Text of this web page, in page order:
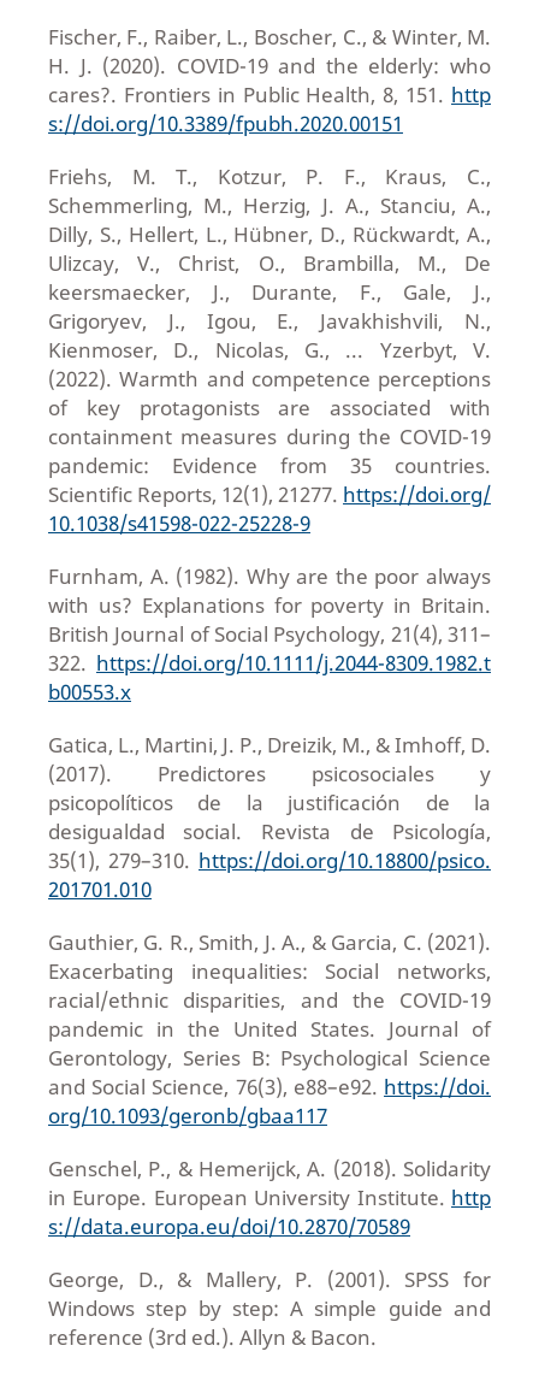
Fischer, F., Raiber, L., Boscher, C., & Winter, M.
H. J. (2020). COVID-19 and the elderly: who
cares?. Frontiers in Public Health, 8, 151. http
s://doi.org/10.3389/fpubh.2020.00151
Friehs, M. T., Kotzur, P. F., Kraus, C.,
Schemmerling, M., Herzig, J. A., Stanciu, A.,
Dilly, S., Hellert, L., Hübner, D., Rückwardt, A.,
Ulizcay, V., Christ, O., Brambilla, M., De
keersmaecker, J., Durante, F., Gale, J.,
Grigoryev, J., Igou, E., Javakhishvili, N.,
Kienmoser, D., Nicolas, G., ... Yzerbyt, V.
(2022). Warmth and competence perceptions
of key protagonists are associated with
containment measures during the COVID-19
pandemic: Evidence from 35 countries.
Scientific Reports, 12(1), 21277. https://doi.org/
10.1038/s41598-022-25228-9
Furnham, A. (1982). Why are the poor always
with us? Explanations for poverty in Britain.
British Journal of Social Psychology, 21(4), 311–
322. https://doi.org/10.1111/j.2044-8309.1982.t
b00553.x
Gatica, L., Martini, J. P., Dreizik, M., & Imhoff, D.
(2017). Predictores psicosociales y
psicopolíticos de la justificación de la
desigualdad social. Revista de Psicología,
35(1), 279–310. https://doi.org/10.18800/psico.
201701.010
Gauthier, G. R., Smith, J. A., & Garcia, C. (2021).
Exacerbating inequalities: Social networks,
racial/ethnic disparities, and the COVID-19
pandemic in the United States. Journal of
Gerontology, Series B: Psychological Science
and Social Science, 76(3), e88–e92. https://doi.
org/10.1093/geronb/gbaa117
Genschel, P., & Hemerijck, A. (2018). Solidarity
in Europe. European University Institute. http
s://data.europa.eu/doi/10.2870/70589
George, D., & Mallery, P. (2001). SPSS for
Windows step by step: A simple guide and
reference (3rd ed.). Allyn & Bacon.